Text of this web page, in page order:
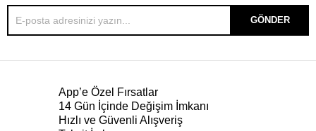
GÖNDER
App’e Özel Fırsatlar
14 Gün İçinde Değişim İmkanı
Hızlı ve Güvenli Alışveriş